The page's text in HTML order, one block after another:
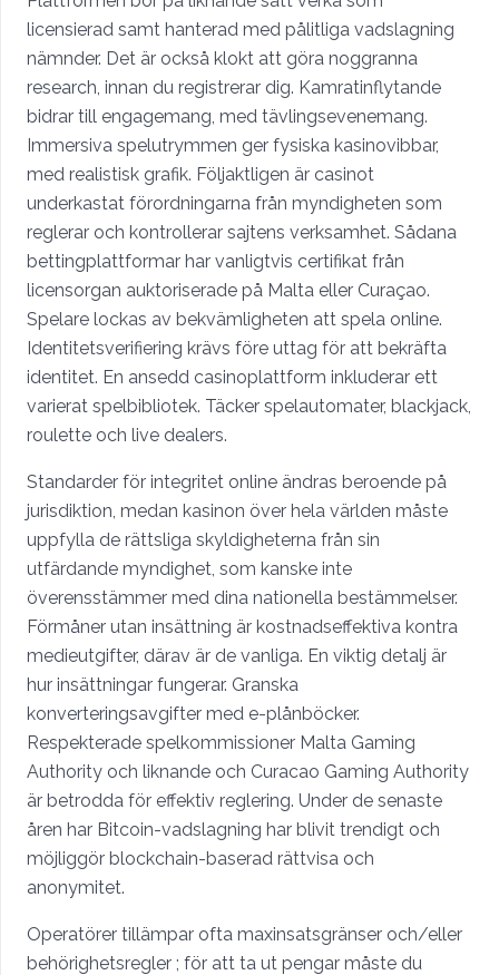
licensierad samt hanterad med pålitliga vadslagning
nämnder. Det är också klokt att göra noggranna
research, innan du registrerar dig. Kamratinflytande
bidrar till engagemang, med tävlingsevenemang.
Immersiva spelutrymmen ger fysiska kasinovibbar,
med realistisk grafik. Följaktligen är casinot
underkastat förordningarna från myndigheten som
reglerar och kontrollerar sajtens verksamhet. Sådana
bettingplattformar har vanligtvis certifikat från
licensorgan auktoriserade på Malta eller Curaçao.
Spelare lockas av bekvämligheten att spela online.
Identitetsverifiering krävs före uttag för att bekräfta
identitet. En ansedd casinoplattform inkluderar ett
varierat spelbibliotek. Täcker spelautomater, blackjack,
roulette och live dealers.
Standarder för integritet online ändras beroende på
jurisdiktion, medan kasinon över hela världen måste
uppfylla de rättsliga skyldigheterna från sin
utfärdande myndighet, som kanske inte
överensstämmer med dina nationella bestämmelser.
Förmåner utan insättning är kostnadseffektiva kontra
medieutgifter, därav är de vanliga. En viktig detalj är
hur insättningar fungerar. Granska
konverteringsavgifter med e-plånböcker.
Respekterade spelkommissioner Malta Gaming
Authority och liknande och Curacao Gaming Authority
är betrodda för effektiv reglering. Under de senaste
åren har Bitcoin-vadslagning har blivit trendigt och
möjliggör blockchain-baserad rättvisa och
anonymitet.
Operatörer tillämpar ofta maxinsatsgränser och/eller
behörighetsregler ; för att ta ut pengar måste du